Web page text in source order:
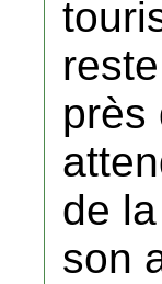
près
de
son